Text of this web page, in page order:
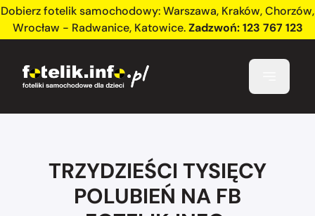
Dobierz fotelik samochodowy:Warszawa, Kraków,Chorzów,
Wrocław - Radwanice, Katowice.Zadzwoń:123 767 123
TRZYDZIEŚCI TYSIĘCY
POLUBIEŃ NA FB